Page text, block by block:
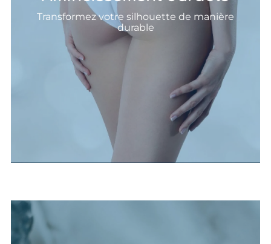
Transformez votre silhouette de manière
durable
Des résultats visibles et pérennes
Découvrez nos techniques d'amincissement
efficaces et personnalisées